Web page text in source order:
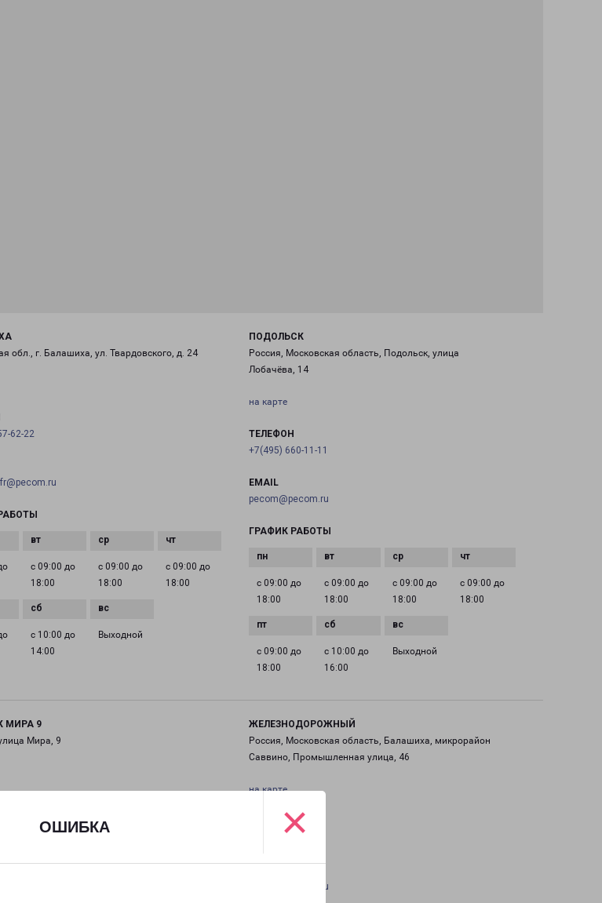
ОШИБКА ×
обл., г. Балашиха, ул. Твардовского, д. 24
62-22
с 09:00 до
18:00
с 09:00 до
18:00
с 09:00 до
18:00
с 10:00 до
14:00
Выходной
ПОДОЛЬСК
Россия, Московская область, Подольск, улица
Лобачёва, 14
на карте
ТЕЛЕФОН
+7(495) 660-11-11
EMAIL
pecom@pecom.ru
ГРАФИК РАБОТЫ
с 09:00 до
18:00
с 09:00 до
18:00
с 09:00 до
18:00
с 09:00 до
18:00
с 09:00 до
18:00
с 10:00 до
16:00
Выходной
МИРА 9
Мира, 9
ЖЕЛЕЗНОДОРОЖНЫЙ
Россия, Московская область, Балашиха, микрорайон
Саввино, Промышленная улица, 46
на карте
ТЕЛЕФОН
pecom@pecom.ru